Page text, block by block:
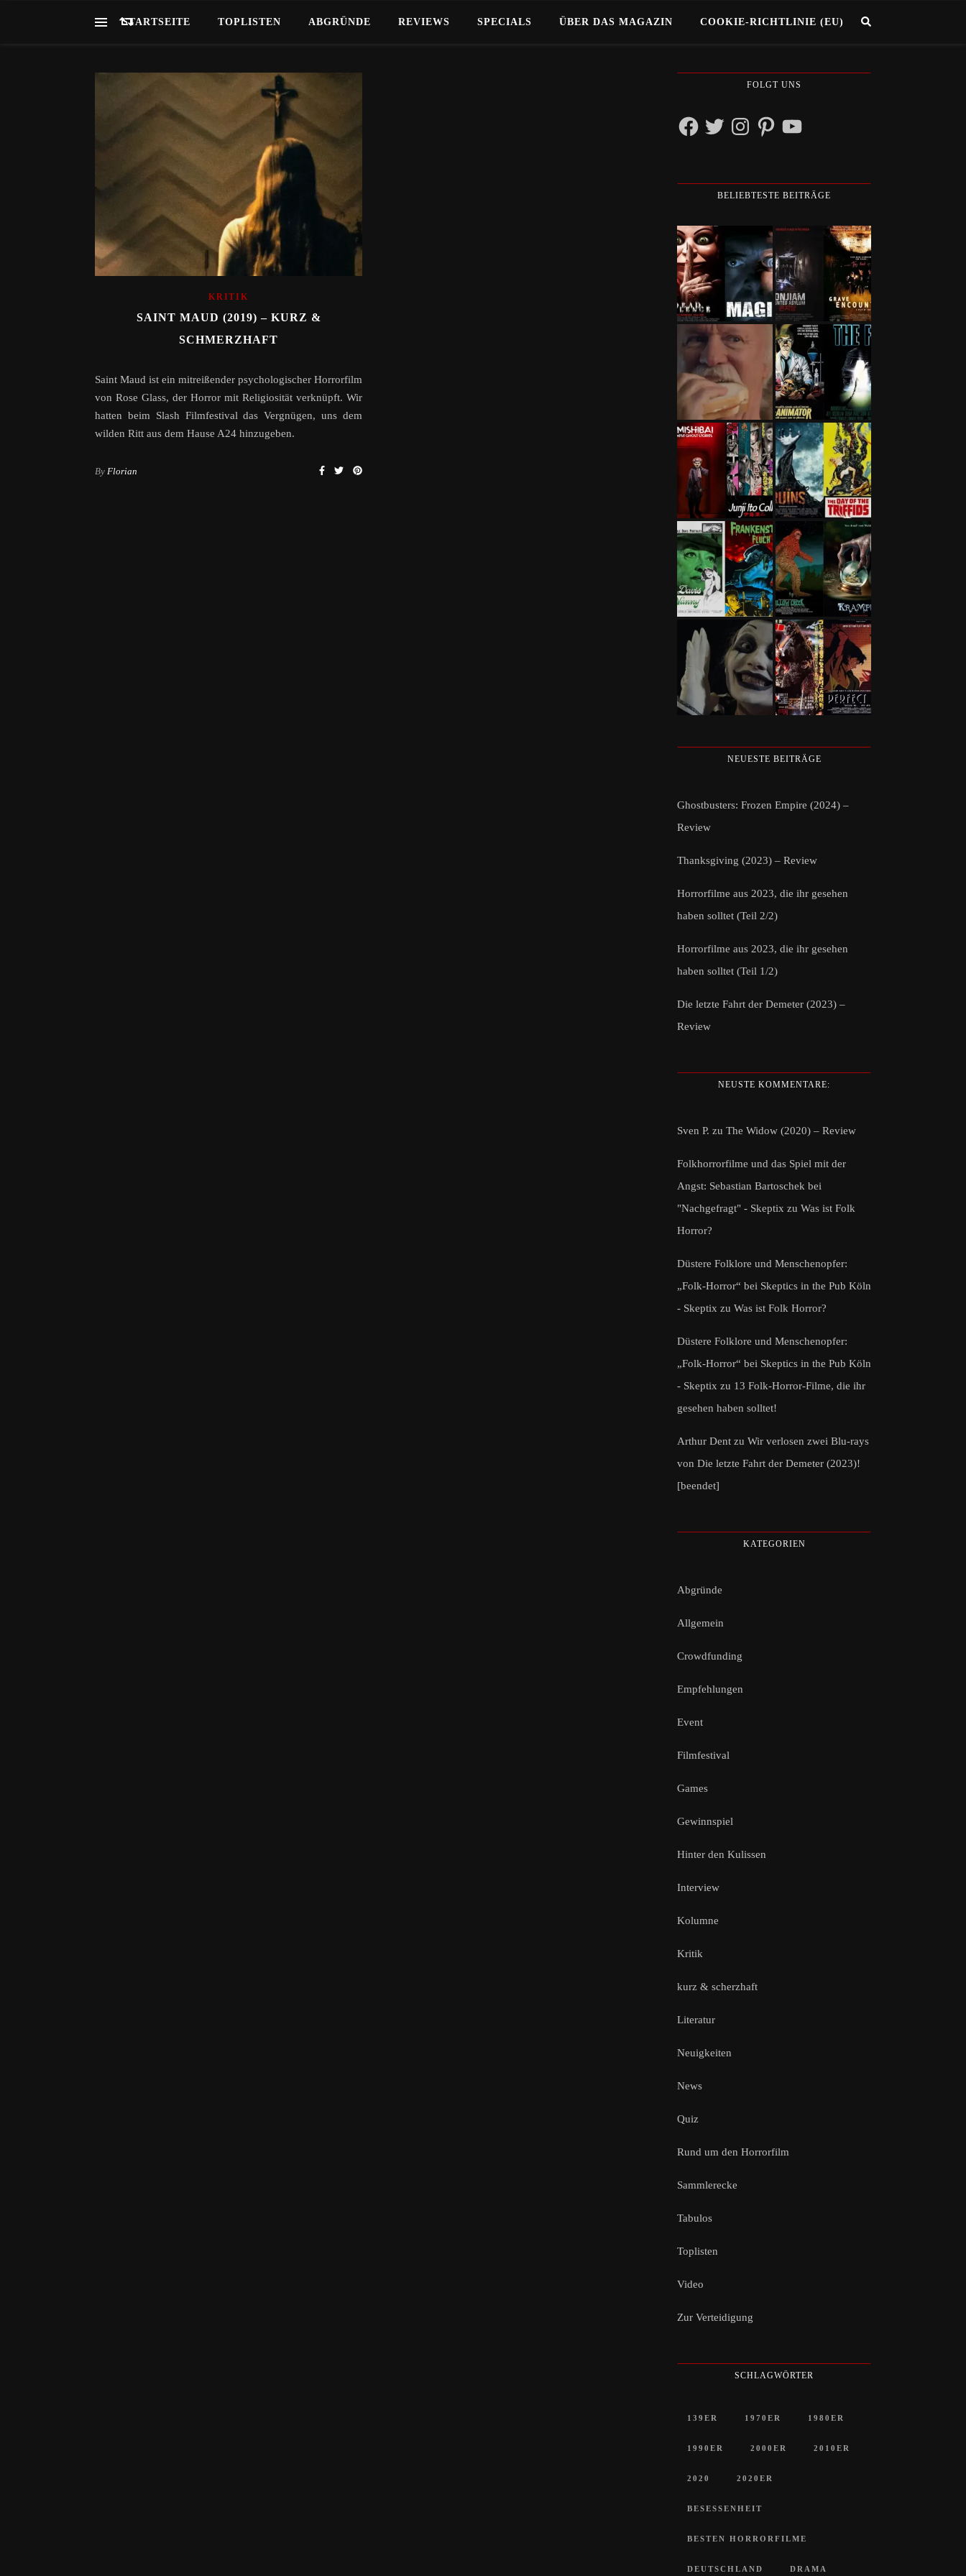
STARTSEITE TOPLISTEN ABGRÜNDE REVIEWS SPECIALS ÜBER DAS MAGAZIN COOKIE-RICHTLINIE (EU)
KRITIK
SAINT MAUD (2019) – KURZ &
SCHMERZHAFT
Saint Maud ist ein mitreißender psychologischer Horrorfilm
von Rose Glass, der Horror mit Religiosität verknüpft. Wir
hatten beim Slash Filmfestival das Vergnügen, uns dem
wilden Ritt aus dem Hause A24 hinzugeben.
By Florian
FOLGT UNS
FacebookTwitterInstagramPinterestYouTube
BELIEBTESTE BEITRÄGE
NEUESTE BEITRÄGE
Ghostbusters: Frozen Empire (2024) –
Review
Thanksgiving (2023) – Review
Horrorfilme aus 2023, die ihr gesehen
haben solltet (Teil 2/2)
Horrorfilme aus 2023, die ihr gesehen
haben solltet (Teil 1/2)
Die letzte Fahrt der Demeter (2023) –
Review
NEUSTE KOMMENTARE:
Sven P. zu The Widow (2020) – Review
Folkhorrorfilme und das Spiel mit der
Angst: Sebastian Bartoschek bei
"Nachgefragt" - Skeptix zu Was ist Folk
Horror?
Düstere Folklore und Menschenopfer:
„Folk-Horror“ bei Skeptics in the Pub Köln
- Skeptix zu Was ist Folk Horror?
Düstere Folklore und Menschenopfer:
„Folk-Horror“ bei Skeptics in the Pub Köln
- Skeptix zu 13 Folk-Horror-Filme, die ihr
gesehen haben solltet!
Arthur Dent zu Wir verlosen zwei Blu-rays
von Die letzte Fahrt der Demeter (2023)!
[beendet]
KATEGORIEN
Abgründe
Allgemein
Crowdfunding
Empfehlungen
Event
Filmfestival
Games
Gewinnspiel
Hinter den Kulissen
Interview
Kolumne
Kritik
kurz & scherzhaft
Literatur
Neuigkeiten
News
Quiz
Rund um den Horrorfilm
Sammlerecke
Tabulos
Toplisten
Video
Zur Verteidigung
SCHLAGWÖRTER
139ER 1970ER 1980ER
1990ER 2000ER 2010ER
2020 2020ER
BESESSENHEIT
BESTEN HORRORFILME
DEUTSCHLAND DRAMA